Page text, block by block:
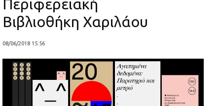
Περιφερειακή
Βιβλιοθήκη Χαριλάου
08/06/2018 15:56